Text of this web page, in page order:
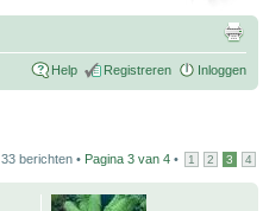
Help Registreren Inloggen
33 berichten • Pagina 3 van 4 • 1 2 3 4